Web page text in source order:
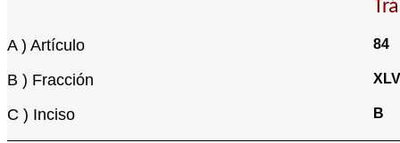
A ) Artículo 84
B ) Fracción XLV
C ) Inciso B